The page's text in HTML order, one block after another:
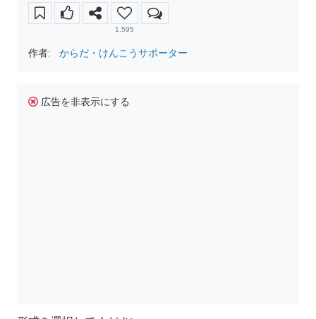
1,595
作者: からだ・けんこうサポーター
広告を非表示にする